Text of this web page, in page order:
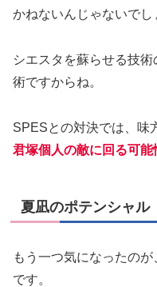
かねないんじゃないでし
シエスタを蘇らせる技
術ですからね。
SPESとの対決では、味
君塚個人の敵に回る可能
夏凪のポテンシャル
もう一つ気になったのが
です。